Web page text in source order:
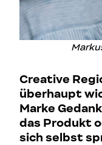
Creative
überhaupt
Marke
das Produkt
sich selbst